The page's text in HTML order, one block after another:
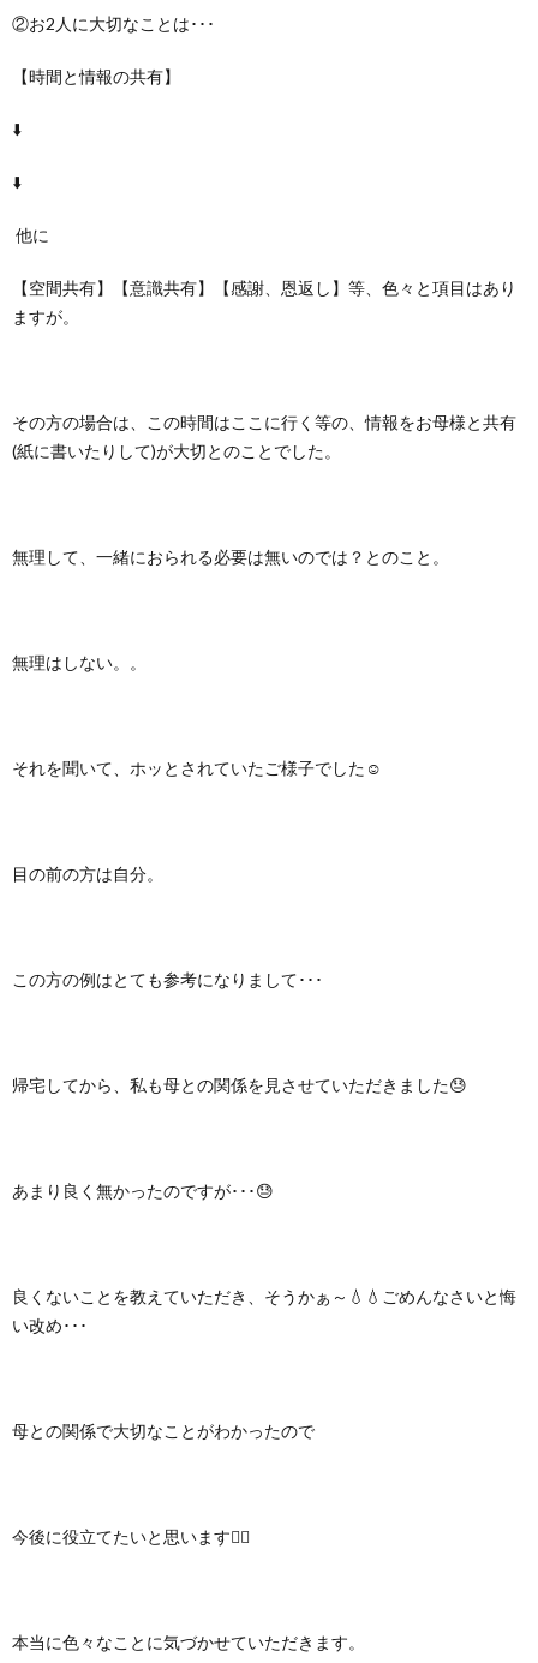
②お2人に大切なことは･･･
【時間と情報の共有】
⬇️
⬇️
他に
【空間共有】【意識共有】【感謝、恩返し】等、色々と項目はあり
ますが。
その方の場合は、この時間はここに行く等の、情報をお母様と共有
(紙に書いたりして)が大切とのことでした。
無理して、一緒におられる必要は無いのでは？とのこと。
無理はしない。。
それを聞いて、ホッとされていたご様子でした☺️
目の前の方は自分。
この方の例はとても参考になりまして･･･
帰宅してから、私も母との関係を見させていただきました😓
あまり良く無かったのですが･･･😓
良くないことを教えていただき、そうかぁ～💧💧ごめんなさいと悔
い改め･･･
母との関係で大切なことがわかったので
今後に役立てたいと思います🙇‍♀️
本当に色々なことに気づかせていただきます。